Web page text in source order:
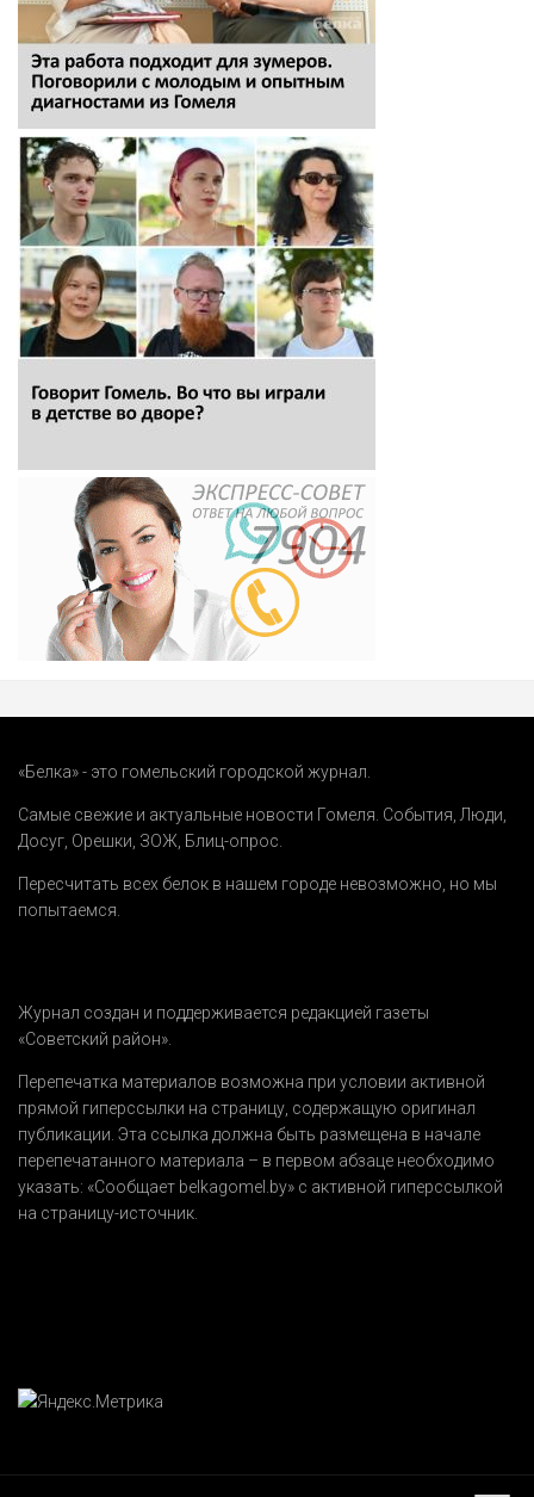
«Белка» - это гомельский городской журнал.
Самые свежие и актуальные новости Гомеля. События Люди
Досуг Орешки ЗОЖ Блиц-опрос
Пересчитать всех белок в нашем городе невозможно, но мы
попытаемся.
Журнал создан и поддерживается редакцией газеты
«Советский район».
Перепечатка материалов возможна при условии активной
прямой гиперссылки на страницу, содержащую оригинал
публикации. Эта ссылка должна быть размещена в начале
перепечатанного материала – в первом абзаце необходимо
указать: «Сообщает belkagomel.by» с активной гиперссылкой
на страницу-источник.